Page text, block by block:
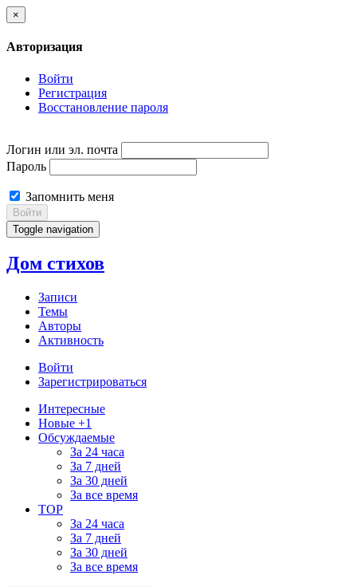
×
Авторизация
Войти
Регистрация
Восстановление пароля
Логин или эл. почта
Пароль
Запомнить меня
Войти
Toggle navigation
Дом стихов
Записи
Темы
Авторы
Активность
Войти
Зарегистрироваться
Интересные
Новые +1
Обсуждаемые
За 24 часа
За 7 дней
За 30 дней
За все время
TOP
За 24 часа
За 7 дней
За 30 дней
За все время